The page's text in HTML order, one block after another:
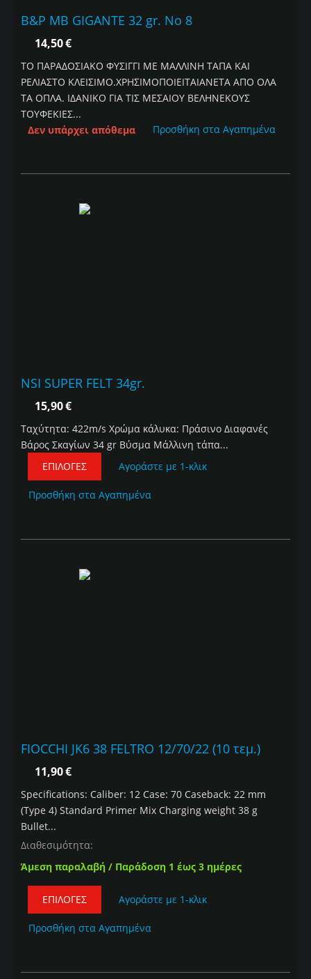
B&P MB GIGANTE 32 gr. No 8
14,50€
ΤΟ ΠΑΡΑΔΟΣΙΑΚΟ ΦΥΣΙΓΓΙ ΜΕ ΜΑΛΛΙΝΗ ΤΑΠΑ ΚΑΙ
ΡΕΛΙΑΣΤΟ ΚΛΕΙΣΙΜΟ.ΧΡΗΣΙΜΟΠΟΙΕΙΤΑΙΑΝΕΤΑ ΑΠΟ ΟΛΑ
ΤΑ ΟΠΛΑ. ΙΔΑΝΙΚΟ ΓΙΑ ΤΙΣ ΜΕΣΑΙΟΥ ΒΕΛΗΝΕΚΟΥΣ
ΤΟΥΦΕΚΙΕΣ...
Δεν υπάρχει απόθεμα
Προσθήκη στα Αγαπημένα
NSI SUPER FELT 34gr.
15,90€
Ταχύτητα: 422m/s Χρώμα κάλυκα: Πράσινο Διαφανές
Βάρος Σκαγίων 34 gr Βύσμα Μάλλινη τάπα...
ΕΠΙΛΟΓΈΣ
Αγοράστε με 1-κλικ
Προσθήκη στα Αγαπημένα
FIOCCHI JK6 38 FELTRO 12/70/22 (10 τεμ.)
11,90€
Specifications: Caliber: 12 Case: 70 Caseback: 22 mm
(Type 4) Standard Primer Mix Charging weight 38 g
Bullet...
Διαθεσιμότητα:
Άμεση παραλαβή / Παράδοση 1 έως 3 ημέρες
ΕΠΙΛΟΓΈΣ Αγοράστε με 1-κλικ
Προσθήκη στα Αγαπημένα